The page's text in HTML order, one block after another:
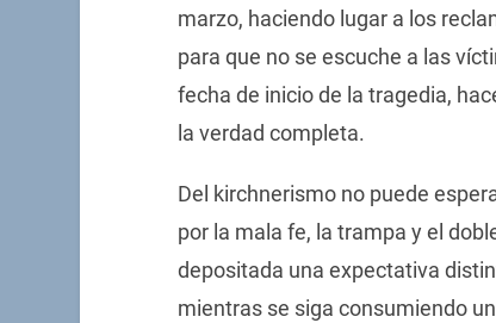
marzo, haciendo lugar a los
para que no se escuche a las
fecha de inicio de la tragedia,
la verdad completa.
Del kirchnerismo no puede
por la mala fe, la trampa y el
depositada una expectativa
mientras se siga consumiendo